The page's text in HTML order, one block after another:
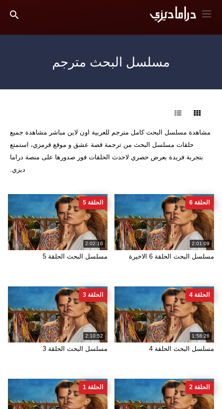
مسلسل البحث مترجم
مشاهدة مسلسل البحث كامل مترجم للعربية اون لاين مباشر مشاهدة جميع
حلقات مسلسل البحث من ترجمة قصة عشق و موقع قرمزي، استمتع
بتجربة فريدة بعرض حصري لاحدث الحلقات فور صدورها على منصة دراما
ديزي.
2:01:09
الحلقة 6
مسلسل البحث الحلقة 6 الاخيرة
2:02:16
الحلقة 5
مسلسل البحث الحلقة 5
1:58:26
الحلقة 4
مسلسل البحث الحلقة 4
2:10:52
الحلقة 3
مسلسل البحث الحلقة 3
الحلقة 2 الحلقة 1